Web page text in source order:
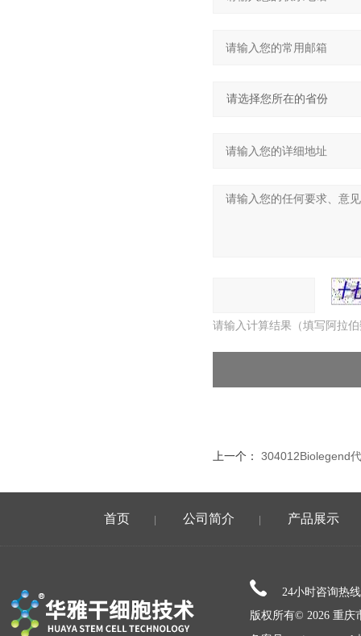
请输入计算结果（填写阿拉
上一个： 304012Biolegend
首页 公司简介 产品展示
24小时咨询热
版权所有© 2026 重庆